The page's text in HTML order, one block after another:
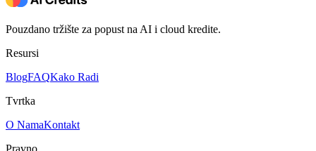
Pouzdano tržište za popust na AI i cloud kredite.
Resursi
BlogFAQKako Radi
Tvrtka
O NamaKontakt
Pravno